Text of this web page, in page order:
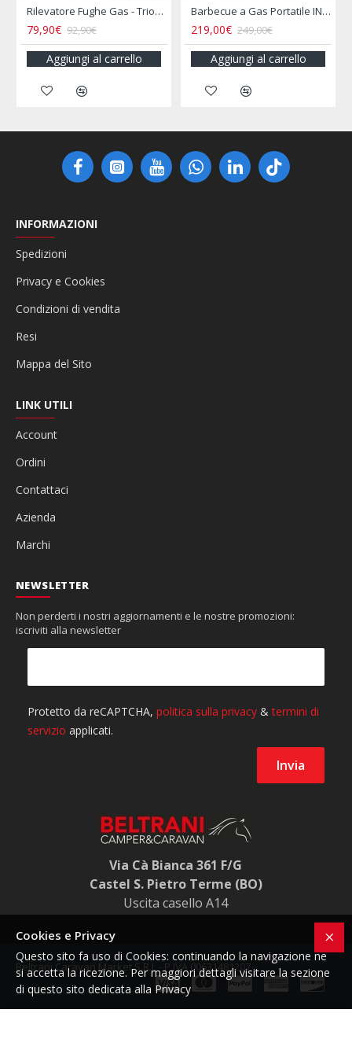
Rilevatore Fughe Gas - Triogas Mcr
79,90€ 92,90€
Aggiungi al carrello
Barbecue a Gas Portatile INCASA
219,00€ 249,00€
Aggiungi al carrello
INFORMAZIONI
Spedizioni
Privacy e Cookies
Condizioni di vendita
Resi
Mappa del Sito
LINK UTILI
Account
Ordini
Contattaci
Azienda
Marchi
NEWSLETTER
Non perderti i nostri aggiornamenti e le nostre promozioni:
iscriviti alla newsletter
Via Cà Bianca 361 F/G
Castel S. Pietro Terme (BO)
Uscita casello A14
Beltrani Caravan Market S.R.L - P.IVA 00631481207
Cookies e Privacy
Questo sito fa uso di Cookies: continuando la navigazione ne
si accetta la ricezione. Per maggiori dettagli visitare la sezione
di questo sito dedicata alla Privacy